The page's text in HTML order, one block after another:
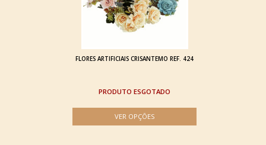
FLORES ARTIFICIAIS CRISANTEMO REF. 424
ESGOTADO